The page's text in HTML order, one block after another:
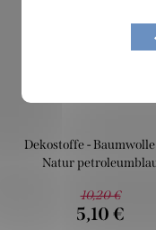
Dekostoffe -
Natur
10,20 €
5,10 €